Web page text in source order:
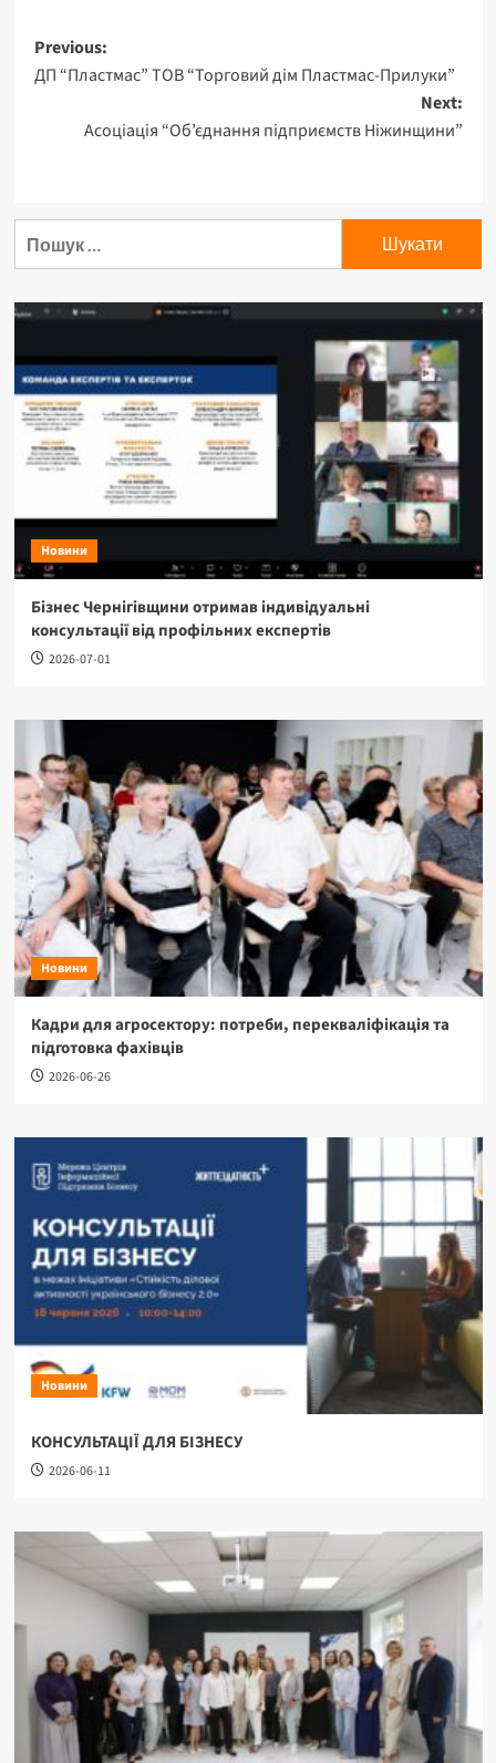
Previous:
ДП “Пластмас” ТОВ “Торговий дім Пластмас-Прилуки”
Next:
Асоціація “Об’єднання підприємств Ніжинщини”
Новини
Бізнес Чернігівщини отримав індивідуальні
консультації від профільних експертів
2026-07-01
Новини
Кадри для агросектору: потреби, перекваліфікація та
підготовка фахівців
2026-06-26
Новини
КОНСУЛЬТАЦІЇ ДЛЯ БІЗНЕСУ
2026-06-11